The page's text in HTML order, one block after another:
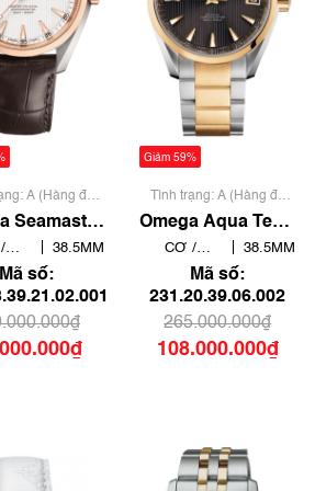
A (Hàng đã
nhưng rất
có xước)
Seamaster
Terra
lướt
38.5MM
Mã số:
Giảm 59%
Tình trạng: A (Hàng đã
qua sử dụng nhưng rất
đẹp, không có xước)
Omega Aqua Terra
150m Co‑Axial
231.20.39.06.002 |
Siêu lướt
CƠ /
AUTOMATIC
38.5MM
Mã số:
231.20.39.06.002
265.000.000₫
108.000.000₫